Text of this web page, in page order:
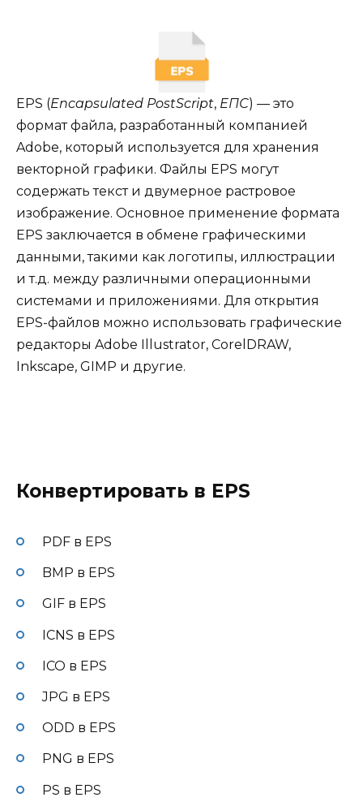
EPS (Encapsulated PostScript, ЕПС) — это
формат файла, разработанный компанией
Adobe, который используется для хранения
векторной графики. Файлы EPS могут
содержать текст и двумерное растровое
изображение. Основное применение формата
EPS заключается в обмене графическими
данными, такими как логотипы, иллюстрации
и т.д. между различными операционными
системами и приложениями. Для открытия
EPS-файлов можно использовать графические
редакторы Adobe Illustrator, CorelDRAW,
Inkscape, GIMP и другие.
Конвертировать в EPS
PDF в EPS
BMP в EPS
GIF в EPS
ICNS в EPS
ICO в EPS
JPG в EPS
ODD в EPS
PNG в EPS
PS в EPS